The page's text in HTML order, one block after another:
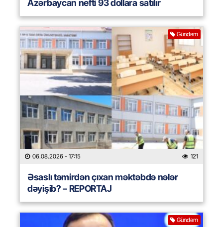
Azərbaycan nefti 93 dollara satılır
Gündəm
06.08.2026 - 17:15 121
Əsaslı təmirdən çıxan məktəbdə nələr
dəyişib? – REPORTAJ
Gündəm